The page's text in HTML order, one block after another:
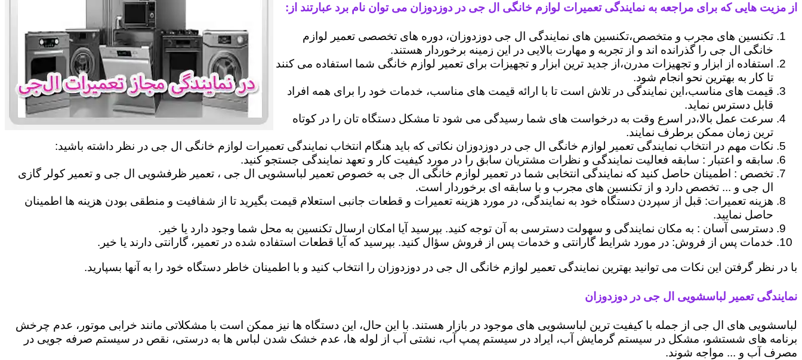
از مزیت هایی که برای مراجعه به نمایندگی تعمیرات لوازم خانگی ال جی در دوزدوزان می توان نام برد عبارتند از:
تکنسین های مجرب و متخصص،تکنسین های نمایندگی ال جی دوزدوزان، دوره های تخصصی تعمیر لوازم
خانگی ال جی را گذرانده اند و از تجربه و مهارت بالایی در این زمینه برخوردار هستند.
استفاده از ابزار و تجهیزات مدرن،از جدید ترین ابزار و تجهیزات برای تعمیر لوازم خانگی شما استفاده می کنند
تا کار به بهترین نحو انجام شود.
قیمت های مناسب،این نمایندگی در تلاش است تا با ارائه قیمت های مناسب، خدمات خود را برای همه افراد
قابل دسترس نماید.
سرعت عمل بالا،در اسرع وقت به درخواست های شما رسیدگی می شود تا مشکل دستگاه تان را در کوتاه
ترین زمان ممکن برطرف نمایند.
نکات مهم در انتخاب نمایندگی تعمیر لوازم خانگی ال جی در دوزدوزان نکاتی که باید هنگام انتخاب نمایندگی تعمیرات لوازم خانگی ال جی در نظر داشته باشید:
سابقه و اعتبار : سابقه فعالیت نمایندگی و نظرات مشتریان سابق را در مورد کیفیت کار و تعهد نمایندگی جستجو کنید.
تخصص : اطمینان حاصل کنید که نمایندگی انتخابی شما در تعمیر لوازم خانگی ال جی به خصوص تعمیر لباسشویی ال جی ، تعمیر ظرفشویی ال جی و تعمیر کولر گازی
ال جی و ... تخصص دارد و از تکنسین های مجرب و با سابقه ای برخوردار است.
هزینه تعمیرات: قبل از سپردن دستگاه خود به نمایندگی، در مورد هزینه تعمیرات و قطعات جانبی استعلام قیمت بگیرید تا از شفافیت و منطقی بودن هزینه ها اطمینان
حاصل نمایید.
دسترسی آسان : به مکان نمایندگی و سهولت دسترسی به آن توجه کنید. بپرسید آیا امکان ارسال تکنسین به محل شما وجود دارد یا خیر.
خدمات پس از فروش: در مورد شرایط گارانتی و خدمات پس از فروش سؤال کنید. بپرسید که آیا قطعات استفاده شده در تعمیر، گارانتی دارند یا خیر.
با در نظر گرفتن این نکات می توانید بهترین نمایندگی تعمیر لوازم خانگی ال جی در دوزدوزان را انتخاب کنید و با اطمینان خاطر دستگاه خود را به آنها بسپارید.
نمایندگی تعمیر لباسشویی ال جی در دوزدوزان
لباسشویی های ال جی از جمله با کیفیت ترین لباسشویی های موجود در بازار هستند. با این حال، این دستگاه ها نیز ممکن است با مشکلاتی مانند خرابی موتور، عدم چرخش
برنامه های شستشو، مشکل در سیستم گرمایش آب، ایراد در سیستم پمپ آب، نشتی آب از لوله ها، عدم خشک شدن لباس ها به درستی، نقص در سیستم صرفه جویی در
مصرف آب و ... مواجه شوند.